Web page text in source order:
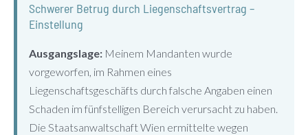
Schwerer Betrug durch Liegenschaftsvertrag –
Einstellung
Ausgangslage: Meinem Mandanten wurde
vorgeworfen, im Rahmen eines
Liegenschaftsgeschäfts durch falsche Angaben einen
Schaden im fünfstelligen Bereich verursacht zu haben.
Die Staatsanwaltschaft Wien ermittelte wegen